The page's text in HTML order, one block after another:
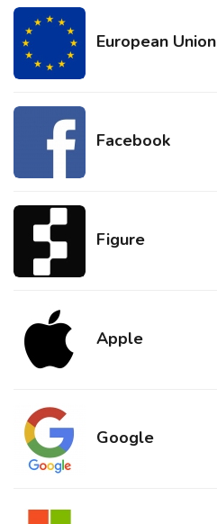
European Union
Facebook
Figure
Apple
Google